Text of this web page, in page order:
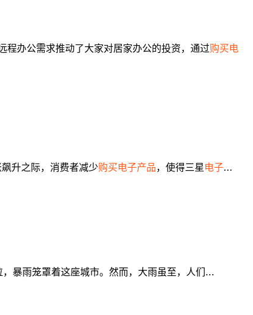
程办公需求推动了大家对居家办公的投资，通过购买电
升之际，消费者减少购买电子产品，使得三星 电子...
暴雨笼罩着这座城市。然而，大雨虽至，人们...